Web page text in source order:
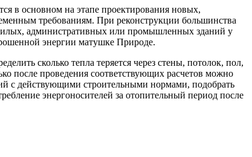
в основном на этапе проектирования новых,
требованиям. При реконструкции большинства
жилых, административных или промышленных зданий у
энергии матушке Природе.
сколько тепла теряется через стены, потолок, пол,
после проведения соответствующих расчетов можно
с действующими строительными нормами, подобрать
энергоносителей за отопительный период после